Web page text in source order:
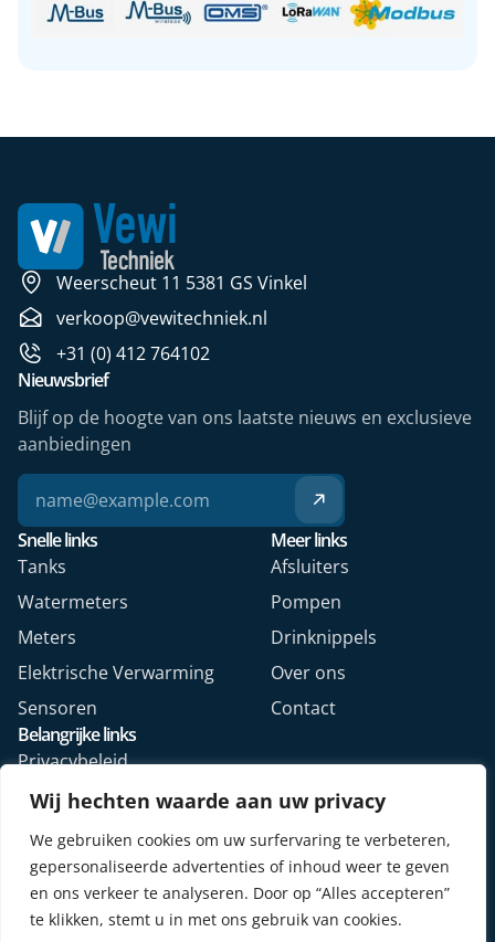
Wij hechten waarde aan uw privacy
We gebruiken cookies om uw surfervaring te verbeteren,
gepersonaliseerde advertenties of inhoud weer te geven
en ons verkeer te analyseren. Door op “Alles accepteren”
te klikken, stemt u in met ons gebruik van cookies.
Weerscheut 11 5381 GS Vinkel
verkoop@vewitechniek.nl
+31 (0) 412 764102
Snelle links
Tanks
Watermeters
Meters
Elektrische Verwarming
Sensoren
Meer links
Afsluiters
Pompen
Drinknippels
Over ons
Contact
Belangrijke links
Privacybeleid
Algemene voorwaarden
Veelgestelde vragen
Retourformulier webshop
Nieuwsbrief
Blijf op de hoogte van ons laatste nieuws en exclusieve
aanbiedingen